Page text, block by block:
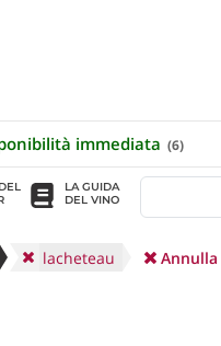
immediata (6)
LA GUIDA
DEL VINO
lacheteau